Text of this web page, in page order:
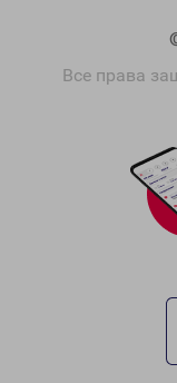
Все права